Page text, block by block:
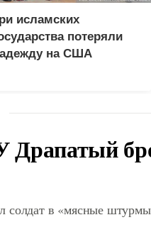
исламских
потеряли
на США
в «мясные